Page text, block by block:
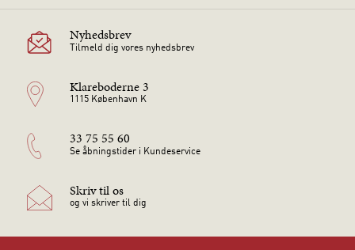
Nyhedsbrev
Tilmeld dig vores nyhedsbrev
Klareboderne 3
1115 København K
33 75 55 60
Se åbningstider i Kundeservice
Skriv til os
og vi skriver til dig